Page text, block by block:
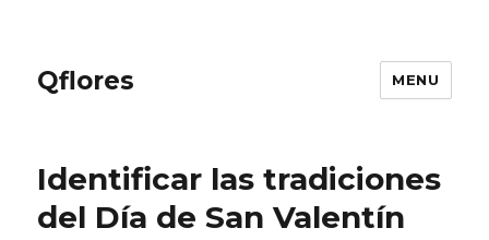
Qflores MENU
Identificar las tradiciones
del Día de San Valentín